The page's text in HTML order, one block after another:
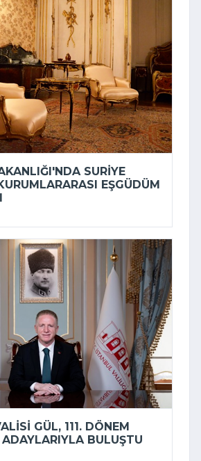
SURIYE
EŞGÜDÜM
GÜL, 111. DÖNEM
BULUŞTU